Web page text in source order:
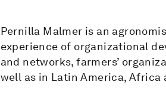
Pernilla Malmer is an
experience of organizational
and networks, farmers’
well as in Latin America, Africa